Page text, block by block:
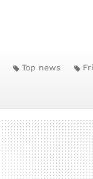
Top news